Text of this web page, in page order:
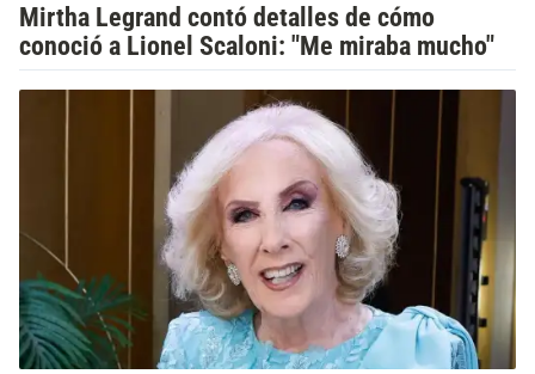
Mirtha Legrand contó detalles de cómo
conoció a Lionel Scaloni: "Me miraba mucho"